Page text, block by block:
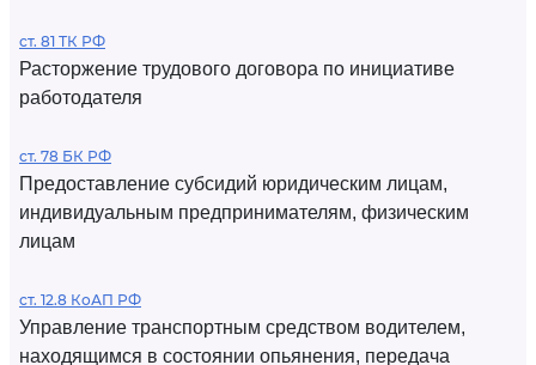
ст. 81 ТК РФ
Расторжение трудового договора по инициативе
работодателя
ст. 78 БК РФ
Предоставление субсидий юридическим лицам,
индивидуальным предпринимателям, физическим
лицам
ст. 12.8 КоАП РФ
Управление транспортным средством водителем,
находящимся в состоянии опьянения, передача